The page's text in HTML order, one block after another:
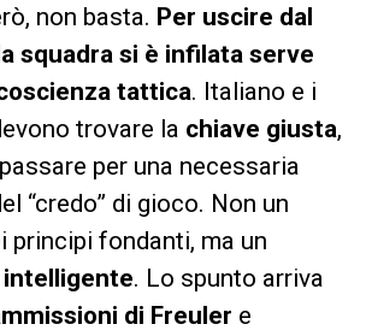
non basta. Per uscire dal
squadra si è infilata serve
tattica. Italiano e i
trovare la chiave giusta,
per una necessaria
“credo” di gioco. Non un
principi fondanti, ma un
. Lo spunto arriva
di Freuler e